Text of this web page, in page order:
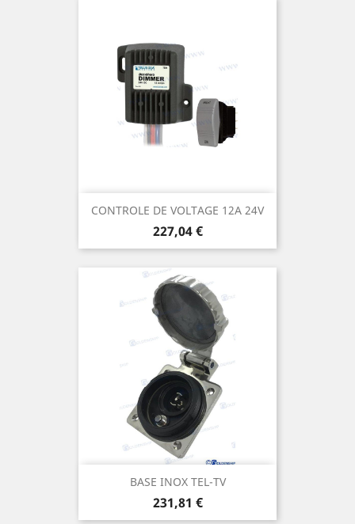
CONTROLE DE VOLTAGE 12A 24V
Prix
227,04 €
BASE INOX TEL-TV
Prix
231,81 €